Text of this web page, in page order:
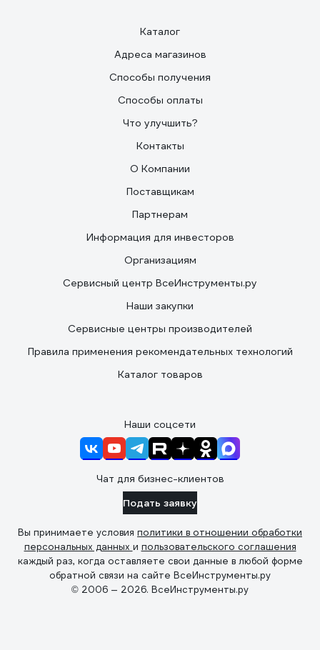
Каталог
Адреса магазинов
Способы получения
Способы оплаты
Что улучшить?
Контакты
О Компании
Поставщикам
Партнерам
Информация для инвесторов
Организациям
Сервисный центр ВсеИнструменты.ру
Наши закупки
Сервисные центры производителей
Правила применения рекомендательных технологий
Каталог товаров
Наши соцсети
Чат для бизнес-клиентов
Подать заявку
Вы принимаете условия политики в отношении обработки
персональных данных и пользовательского соглашения
каждый раз, когда оставляете свои данные в любой форме
обратной связи на сайте ВсеИнструменты.ру
© 2006 — 2026. ВсеИнструменты.ру